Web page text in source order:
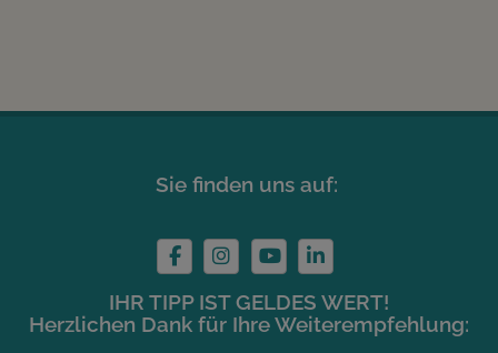
Sie finden uns auf:
IHR TIPP IST GELDES WERT!
Herzlichen Dank für Ihre Weiterempfehlung: